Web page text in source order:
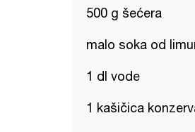
500 g šećera
malo soka od
1 dl vode
1 kašičica